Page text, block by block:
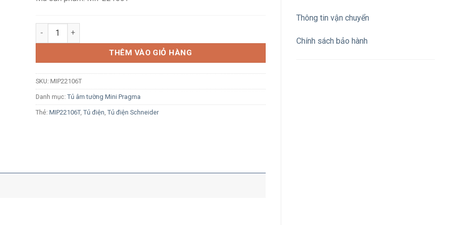
Thông tin vận chuyển
Chính sách bảo hành
Tủ điện âm tường Schneider Resi9 MP MIP22106T 6 module nhựa cửa mờ số lượng
THÊM VÀO GIỎ HÀNG
SKU: MIP22106T
Danh mục: Tủ âm tường Mini Pragma
Thẻ: MIP22106T, Tủ điện Tủ điện Schneider